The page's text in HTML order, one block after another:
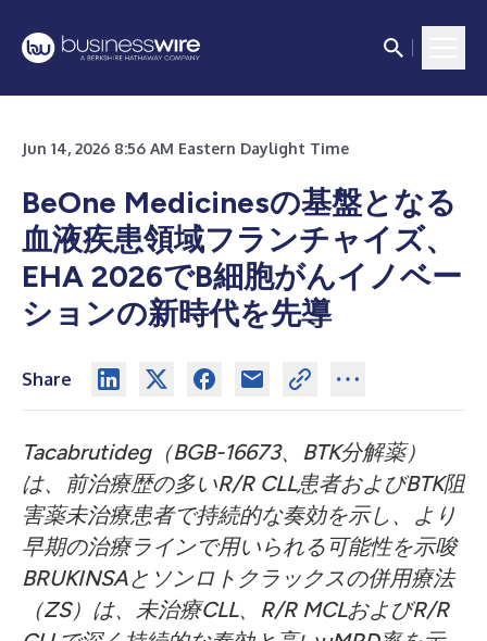
Jun 14, 2026 8:56 AM Eastern Daylight Time
BeOne Medicinesの基盤となる
血液疾患領域フランチャイズ、
EHA 2026でB細胞がんイノベー
ションの新時代を先導
Share
Tacabrutideg（BGB-16673、BTK分解薬）
は、前治療歴の多いR/R CLL患者およびBTK阻
害薬未治療患者で持続的な奏効を示し、より
早期の治療ラインで用いられる可能性を示唆
BRUKINSAとソンロトクラックスの併用療法
（ZS）は、未治療CLL、R/R MCLおよびR/R